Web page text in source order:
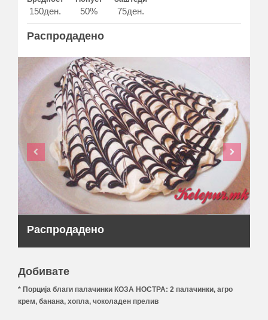
150ден. 50% 75ден.
Распродадено
Распродадено
Добивате
* Порција благи палачинки КОЗА НОСТРА: 2 палачинки, агро
крем, банана, хопла, чоколаден прелив